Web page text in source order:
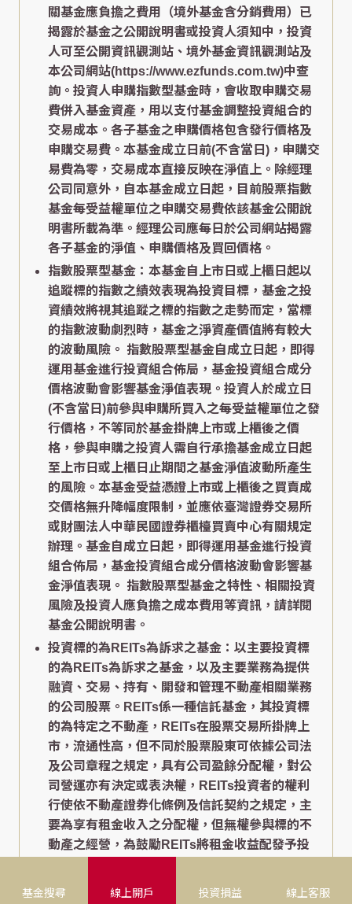
基金搜尋 線上開戶 投資損益 線上客服
關基金應負擔之費用（境外基金含分銷費用）已
揭露於基金之公開說明書或投資人須知中，投資
人可至公開資訊觀測站、境外基金資訊觀測站及
本公司網站(https://www.ezfunds.com.tw)中查
詢。投資人申購指數型基金時，會收取申購交易
費併入基金資產，用以支付基金調整投資組合的
交易成本。各子基金之申購價格包含發行價格及
申購交易費。本基金成立日前(不含當日)，申購交
易費為零，交易成本直接反映在淨值上。除經理
公司同意外，自本基金成立日起，目前股票指數
基金每受益權單位之申購交易費依該基金公開說
明書所載為準。經理公司應每日於公司網站揭露
各子基金的淨值、申購價格及買回價格。
指數股票型基金：本基金自上市日或上櫃日起以
追蹤標的指數之績效表現為投資目標，基金之投
資績效將視其追蹤之標的指數之走勢而定，當標
的指數波動劇烈時，基金之淨資產價值將有較大
的波動風險。 指數股票型基金自成立日起，即得
運用基金進行投資組合佈局，基金投資組合成分
價格波動會影響基金淨值表現。投資人於成立日
(不含當日)前參與申購所買入之每受益權單位之發
行價格，不等同於基金掛牌上市或上櫃後之價
格，參與申購之投資人需自行承擔基金成立日起
至上市日或上櫃日止期間之基金淨值波動所產生
的風險。本基金受益憑證上市或上櫃後之買賣成
交價格無升降幅度限制，並應依臺灣證券交易所
或財團法人中華民國證券櫃檯買賣中心有關規定
辦理。基金自成立日起，即得運用基金進行投資
組合佈局，基金投資組合成分價格波動會影響基
金淨值表現。 指數股票型基金之特性、相關投資
風險及投資人應負擔之成本費用等資訊，請詳閱
基金公開說明書。
投資標的為REITs為訴求之基金：以主要投資標
的為REITs為訴求之基金，以及主要業務為提供
融資、交易、持有、開發和管理不動產相關業務
的公司股票。REITs係一種信託基金，其投資標
的為特定之不動產，REITs在股票交易所掛牌上
市，流通性高，但不同於股票股東可依據公司法
及公司章程之規定，具有公司盈餘分配權，對公
司營運亦有決定或表決權，REITs投資者的權利
行使依不動產證券化條例及信託契約之規定，主
要為享有租金收入之分配權，但無權參與標的不
動產之經營，為鼓勵REITs將租金收益配發予投